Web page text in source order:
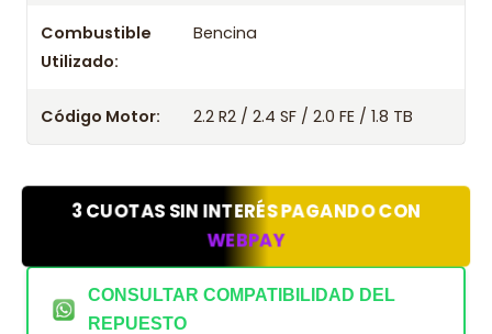
Combustible
Utilizado:
Bencina
Código Motor: 2.2 R2 / 2.4 SF / 2.0 FE / 1.8 TB
3 CUOTAS SIN INTERÉS PAGANDO CON
WEBPAY
CONSULTAR COMPATIBILIDAD DEL
REPUESTO